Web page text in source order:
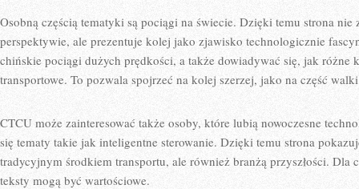
Osobną częścią tematyki są pociągi na świecie. Dzięki temu strona nie
perspektywie, ale prezentuje kolej jako zjawisko technologicznie
chińskie pociągi dużych prędkości, a także dowiadywać się, jak różne
transportowe. To pozwala spojrzeć na kolej szerzej, jako na część
CTCU może zainteresować także osoby, które lubią nowoczesne
się tematy takie jak inteligentne sterowanie. Dzięki temu strona
tradycyjnym środkiem transportu, ale również branżą przyszłości.
teksty mogą być wartościowe.